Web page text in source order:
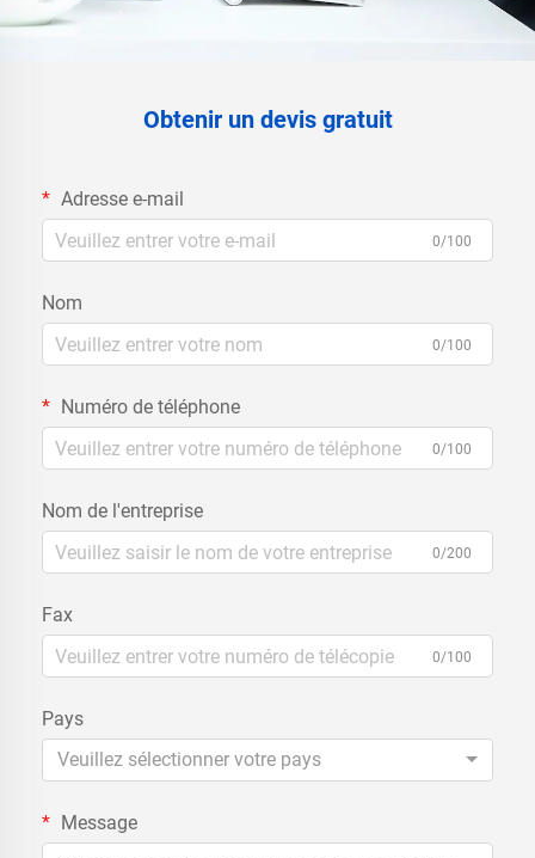
Obtenir un devis gratuit
Adresse e-mail
0/100
Nom
0/100
Numéro de téléphone
0/100
Nom de l'entreprise
0/200
Fax
0/100
Pays
Veuillez sélectionner votre pays
Message